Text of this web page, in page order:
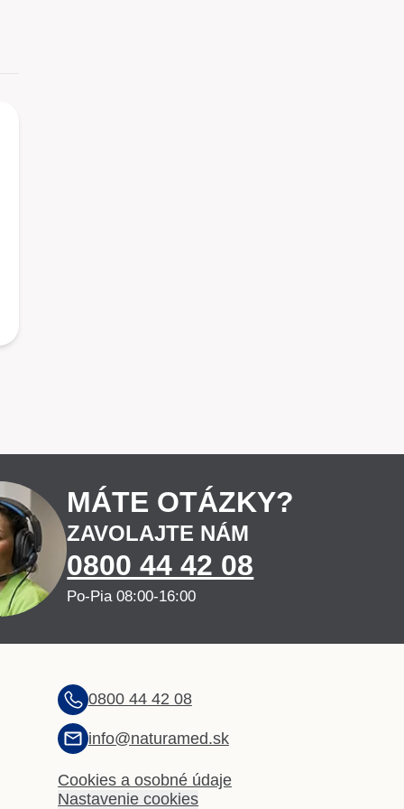
MÁTE OTÁZKY?
ZAVOLAJTE NÁM
0800 44 42 08
Po-Pia 08:00-16:00
0800 44 42 08
info@naturamed.sk
Cookies a osobné údaje
Nastavenie cookies